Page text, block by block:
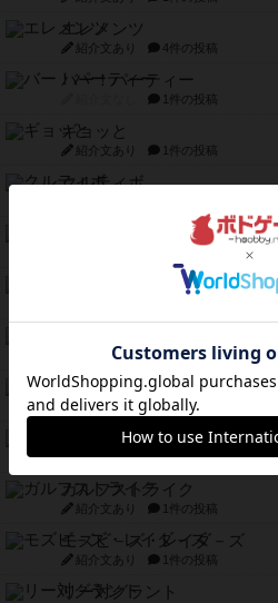
エレメンツ
紹介文あり 4件の投稿
バー！パーティー
1件の投稿
ギョッと
紹介文あり 1件の投稿
クルティボ
ドブル：ポケットモンスター
紹介文なし 5件の投稿
ファースト・イン・フライト
紹介文あり 3件の投稿
ダイススローン
紹介文なし 1件の投稿
ガルフストライク
紹介文あり 1件の投稿
モズビ－ズ・レイダ－ズ
紹介文あり 1件の投稿
リー対グラント